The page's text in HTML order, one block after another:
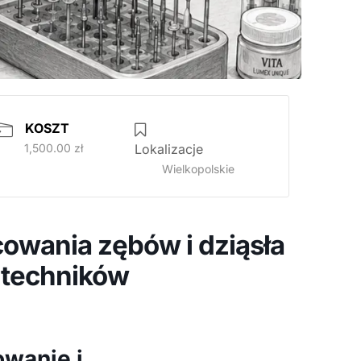
KOSZT
1,500.00 zł Lokalizacje
Wielkopolskie
zębów i dziąsła
techników